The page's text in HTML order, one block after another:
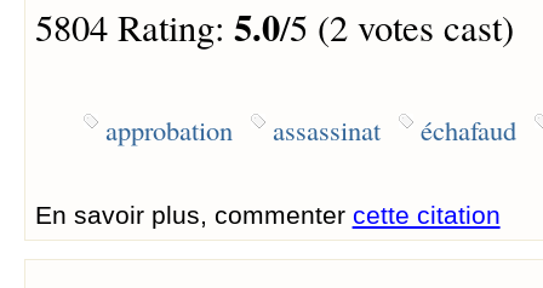
5804 Rating: 5.0/5 (2 votes cast)
approbation assassinat échafaud
En savoir plus, commenter cette citation